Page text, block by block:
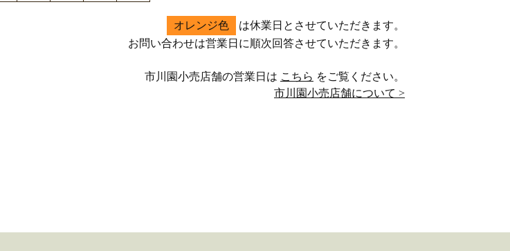
オレンジ色
は休業日とさせていただきます。
お問い合わせは営業日に順次回答させていただきます。
市川園小売店舗の営業日は こちら をご覧ください。
市川園小売店舗について >